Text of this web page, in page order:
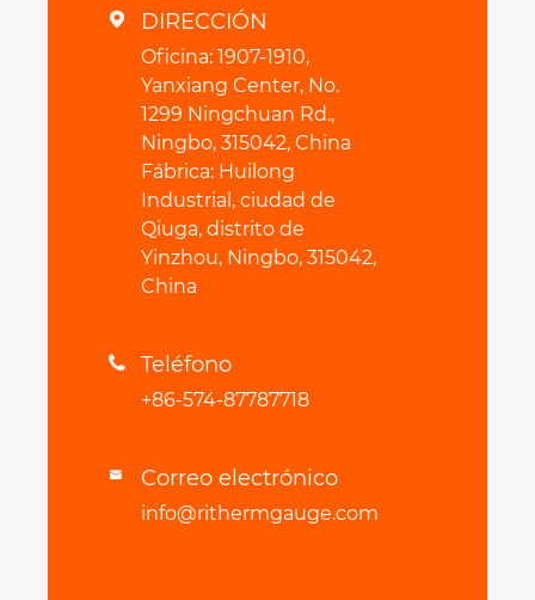
 DIRECCIÓN
Oficina: 1907-1910,
Yanxiang Center, No.
1299 Ningchuan Rd.,
Ningbo, 315042, China
Fábrica: Huilong
Industrial, ciudad de
Qiuga, distrito de
Yinzhou, Ningbo, 315042,
China
 Teléfono
+86-574-87787718
 Correo electrónico
info@rithermgauge.com